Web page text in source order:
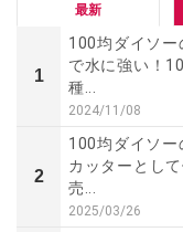
最新
1
100均ダイソー
で水に強い！
種...
2024/11/08
2
100均ダイソー
カッターとし
売...
2025/03/26